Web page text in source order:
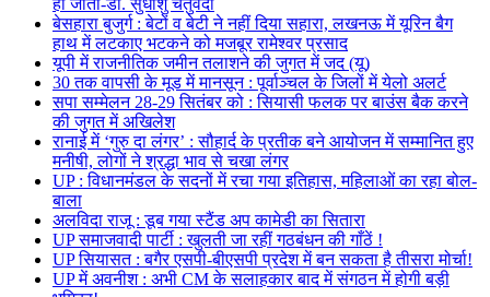
हो जाता-डॉ. सुधांशु चतुर्वेदी
बेसहारा बुजुर्ग : बेटों व बेटी ने नहीं दिया सहारा, लखनऊ में यूरिन बैग
हाथ में लटकाए भटकने को मजबूर रामेश्वर प्रसाद
यूपी में राजनीतिक जमीन तलाशने की जुगत में जद (यू)
30 तक वापसी के मूड में मानसून : पूर्वाञ्चल के जिलों में येलो अलर्ट
सपा सम्मेलन 28-29 सितंबर को : सियासी फलक पर बाउंस बैक करने
की जुगत में अखिलेश
रानाई में ‘गुरु दा लंगर’ : सौहार्द के प्रतीक बने आयोजन में सम्मानित हुए
मनीषी, लोगों ने श्रद्धा भाव से चखा लंगर
UP : विधानमंडल के सदनों में रचा गया इतिहास, महिलाओं का रहा बोल-
बाला
अलविदा राजू : डूब गया स्टैंड अप कामेडी का सितारा
UP समाजवादी पार्टी : खुलती जा रहीं गठबंधन की गाँठें !
UP सियासत : बगैर एसपी-बीएसपी प्रदेश में बन सकता है तीसरा मोर्चा!
UP में अवनीश : अभी CM के सलाहकार बाद में संगठन में होगी बड़ी